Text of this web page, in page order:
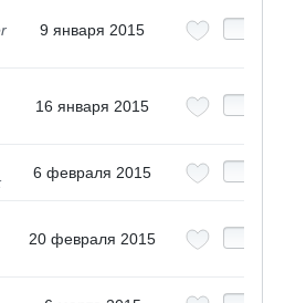
9 января 2015
16 января 2015
6 февраля 2015
20 февраля 2015